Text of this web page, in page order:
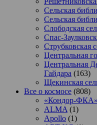
Сельская
Сельская
Слободская
Спас-
Струбковская
Центральная
Центральная
Гайдара (163)
Щекинская
Все о космосе (808)
«Кондор-ФКА»
ALMA (1)
Apollo (1)